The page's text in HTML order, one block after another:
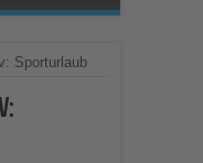
Sporturlaub